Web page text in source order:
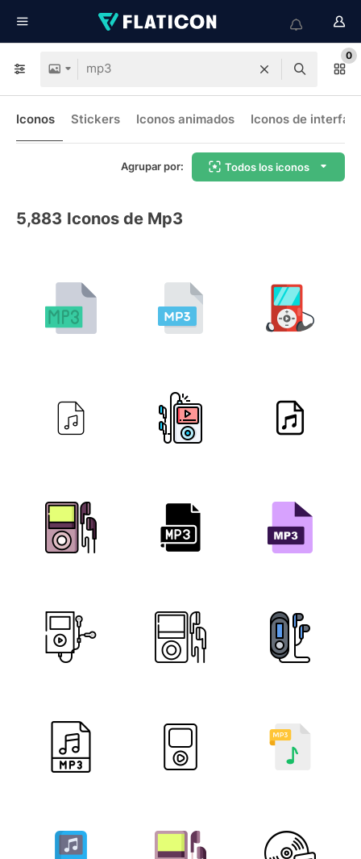
0
Iconos Stickers Iconos animados Iconos de interfaz
Agrupar por: Todos los iconos
5,883 Iconos de Mp3